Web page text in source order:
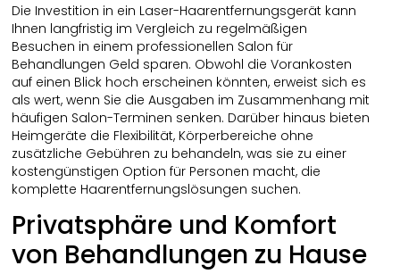
Die Investition in ein Laser-Haarentfernungsgerät kann
Ihnen langfristig im Vergleich zu regelmäßigen
Besuchen in einem professionellen Salon für
Behandlungen Geld sparen. Obwohl die Vorankosten
auf einen Blick hoch erscheinen könnten, erweist sich es
als wert, wenn Sie die Ausgaben im Zusammenhang mit
häufigen Salon-Terminen senken. Darüber hinaus bieten
Heimgeräte die Flexibilität, Körperbereiche ohne
zusätzliche Gebühren zu behandeln, was sie zu einer
kostengünstigen Option für Personen macht, die
komplette Haarentfernungslösungen suchen.
Privatsphäre und Komfort
von Behandlungen zu Hause